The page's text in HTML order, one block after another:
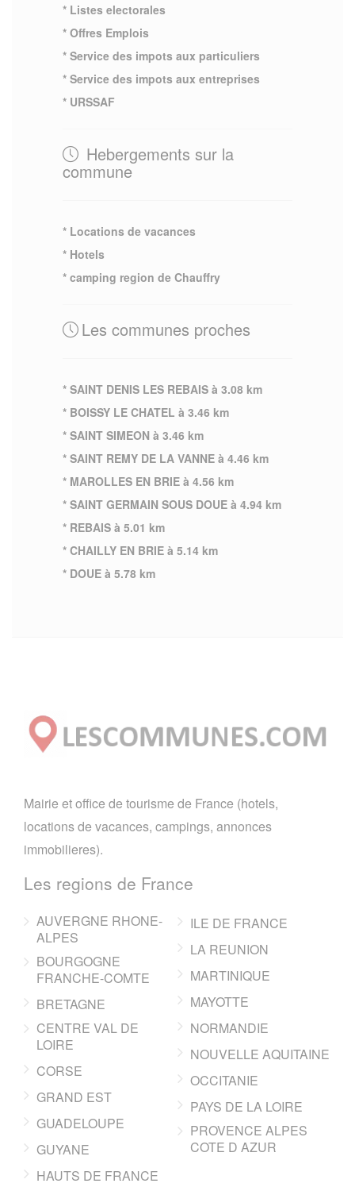
* Listes electorales
* Offres Emplois
* Service des impots aux particuliers
* Service des impots aux entreprises
* URSSAF
Hebergements sur la
commune
* Locations de vacances
* Hotels
* camping region de Chauffry
Les communes proches
* SAINT DENIS LES REBAIS à 3.08 km
* BOISSY LE CHATEL à 3.46 km
* SAINT SIMEON à 3.46 km
* SAINT REMY DE LA VANNE à 4.46 km
* MAROLLES EN BRIE à 4.56 km
* SAINT GERMAIN SOUS DOUE à 4.94 km
* REBAIS à 5.01 km
* CHAILLY EN BRIE à 5.14 km
* DOUE à 5.78 km
Mairie et office de tourisme de France (hotels,
locations de vacances, campings, annonces
immobilieres).
Les regions de France
AUVERGNE RHONE-
ALPES
BOURGOGNE
FRANCHE-COMTE
BRETAGNE
CENTRE VAL DE
LOIRE
CORSE
GRAND EST
GUADELOUPE
GUYANE
HAUTS DE FRANCE
ILE DE FRANCE
LA REUNION
MARTINIQUE
MAYOTTE
NORMANDIE
NOUVELLE AQUITAINE
OCCITANIE
PAYS DE LA LOIRE
PROVENCE ALPES
COTE D AZUR